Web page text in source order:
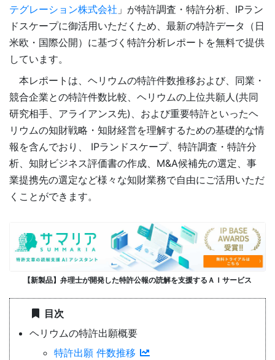
テグレーション株式会社 」が特許調査・特許分析、IPラン
ドスケープに御活用いただくため、最新の特許データ（日
米欧・国際公開）に基づく特許分析レポートを無料で提供
しています。
本レポートは、ヘリウムの特許件数推移および、同業・
競合企業との特許件数比較、ヘリウムの上位共願人(共同
研究相手、アライアンス先)、および重要特許といったヘ
リウムの知財戦略・知財経営を理解するための基礎的な情
報を含んでおり、 IPランドスケープ、特許調査・特許分
析、知財ビジネス評価書の作成、M&A候補先の選定、事
業提携先の選定など様々な知財業務で自由にご活用いただ
くことができます。
【新製品】弁理士が開発した特許公報の読解を支援するＡＩサービス
目次
ヘリウムの特許出願概要
特許出願 件数推移